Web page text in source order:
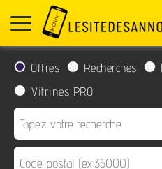
Offres Recherches
Vitrines PRO